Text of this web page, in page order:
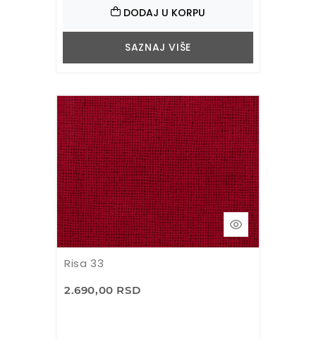
DODAJ U KORPU
SAZNAJ VIŠE
Risa 33
2.690,00 RSD